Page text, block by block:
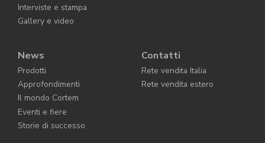
Interviste e stampa
Gallery e video
News
Prodotti
Approfondimenti
Il mondo Cortem
Eventi e fiere
Storie di successo
Contatti
Rete vendita Italia
Rete vendita estero